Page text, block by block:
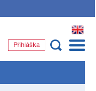
EN
Přihláška